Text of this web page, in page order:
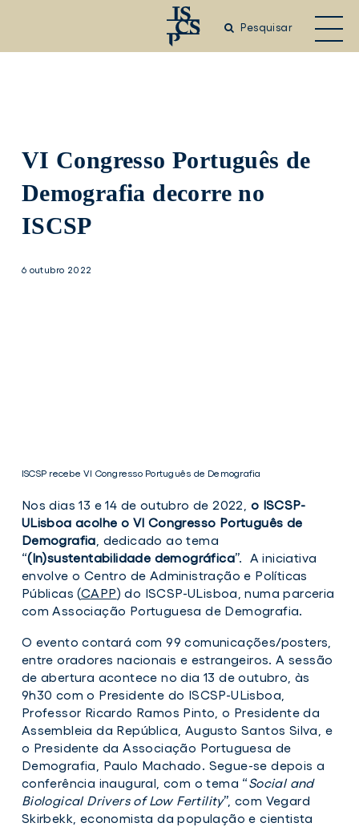
Pesquisar
VI Congresso Português de
Demografia decorre no
ISCSP
6 outubro 2022
ISCSP
recebe
Congresso
de
Demografia
ISCSP recebe VI Congresso Português de Demografia
Nos dias 13 e 14 de outubro de 2022, o ISCSP-
ULisboa acolhe o VI Congresso Português de
Demografia , dedicado ao tema
“(In)sustentabilidade demográfica”. A iniciativa
envolve o Centro de Administração e Políticas
Públicas (CAPP) do ISCSP-ULisboa, numa parceria
com Associação Portuguesa de Demografia.
O evento contará com 99 comunicações/posters,
entre oradores nacionais e estrangeiros. A sessão
de abertura acontece no dia 13 de outubro, às
9h30 com o Presidente do ISCSP-ULisboa,
Professor Ricardo Ramos Pinto, o Presidente da
Assembleia da República, Augusto Santos Silva, e
o Presidente da Associação Portuguesa de
Demografia, Paulo Machado. Segue-se depois a
conferência inaugural, com o tema “Social and
Biological Drivers of Low Fertility”, com Vegard
Skirbekk, economista da população e cientista